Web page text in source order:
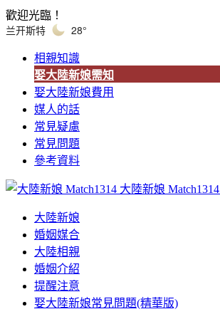
歡迎光臨！
兰开斯特 28°
相親知識
娶大陸新娘需知
娶大陸新娘費用
媒人的話
常見疑慮
常見問題
參考資料
大陸新娘 Match1314
大陸新娘
婚姻媒合
大陸相親
婚姻介紹
提醒注意
娶大陸新娘常見問題(精華版)